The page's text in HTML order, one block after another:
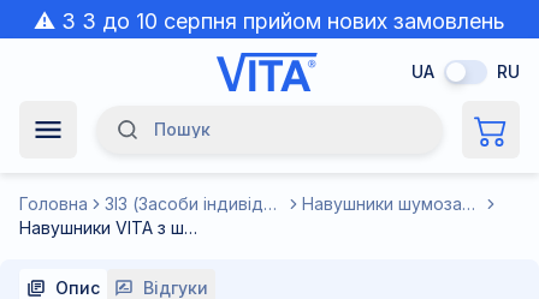
⚠️ З 3 до 10 серпня прийом нових замовлень
призупинено через спеку.
UA RU
Пошук
Головна ЗІЗ (Засоби індивідуального захисту)
Навушники шумозахисні
Навушники VITA з шумозаглушенням SNR 32 dB складані, посилений м'який наголовник
Опис Відгуки